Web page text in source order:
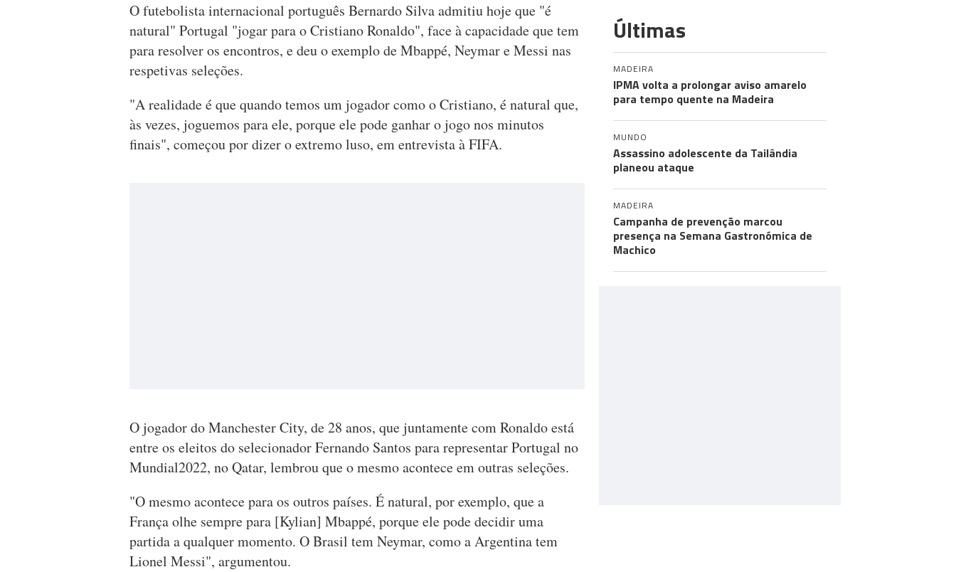
O futebolista internacional português Bernardo Silva admitiu hoje que "é
natural" Portugal "jogar para o Cristiano Ronaldo", face à capacidade que tem
para resolver os encontros, e deu o exemplo de Mbappé, Neymar e Messi nas
respetivas seleções.
"A realidade é que quando temos um jogador como o Cristiano, é natural que,
às vezes, joguemos para ele, porque ele pode ganhar o jogo nos minutos
finais", começou por dizer o extremo luso, em entrevista à FIFA.
O jogador do Manchester City, de 28 anos, que juntamente com Ronaldo está
entre os eleitos do selecionador Fernando Santos para representar Portugal no
Mundial2022, no Qatar, lembrou que o mesmo acontece em outras seleções.
"O mesmo acontece para os outros países. É natural, por exemplo, que a
França olhe sempre para [Kylian] Mbappé, porque ele pode decidir uma
partida a qualquer momento. O Brasil tem Neymar, como a Argentina tem
Lionel Messi", argumentou.
Últimas
MADEIRA
IPMA volta a prolongar aviso amarelo
para tempo quente na Madeira
MUNDO
Assassino adolescente da Tailândia
planeou ataque
MADEIRA
Campanha de prevenção marcou
presença na Semana Gastronómica de
Machico